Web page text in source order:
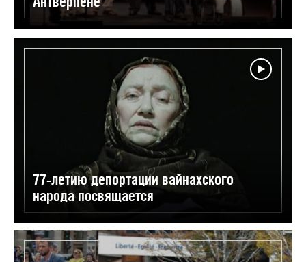
77-летию депортации вайнахского
народа посвящается